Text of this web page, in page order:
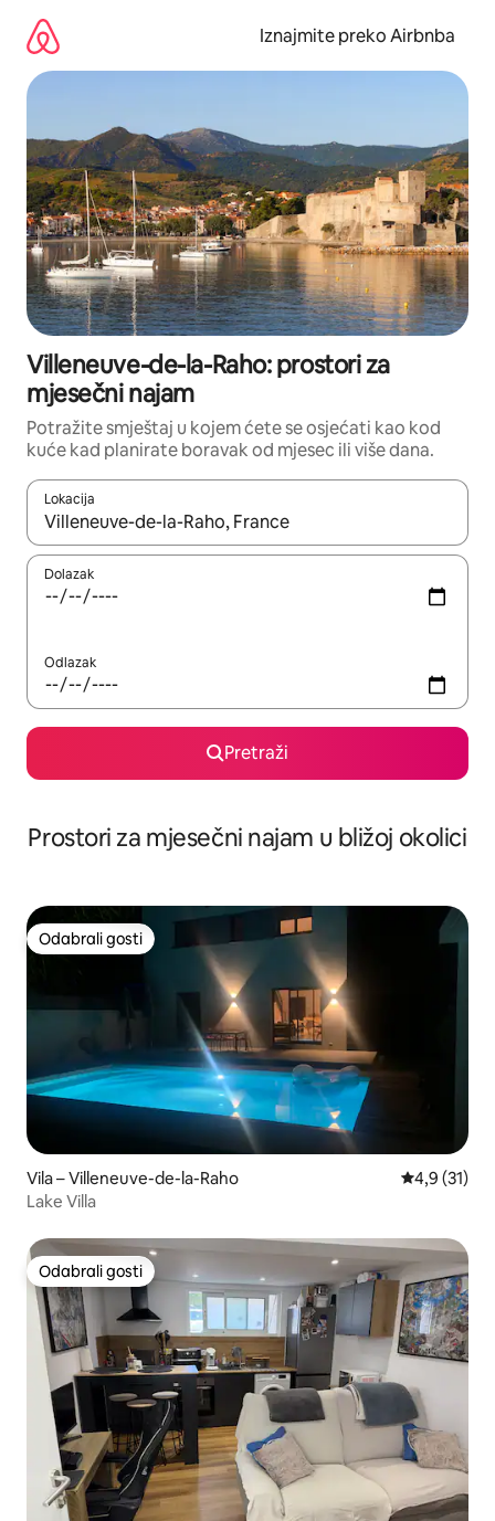
sadržaj
Iznajmite preko Airbnba
Villeneuve-de-la-Raho: prostori za
mjesečni najam
Potražite smještaj u kojem ćete se osjećati kao kod
kuće kad planirate boravak od mjesec ili više dana.
Lokacija
Kada budu dostupni rezultati, moći ćete ih pregledati
Dolazak
Odlazak
Pretraži
Prostori za mjesečni najam u bližoj okolici
Odabrali gosti
Odabrali gosti
Vila – Villeneuve-de-la-Raho Prosječna
4,9 (31)
Lake Villa
Odabrali gosti
Odabrali gosti